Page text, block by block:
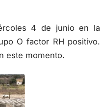
4 de junio en la
O factor RH positivo.
este momento.